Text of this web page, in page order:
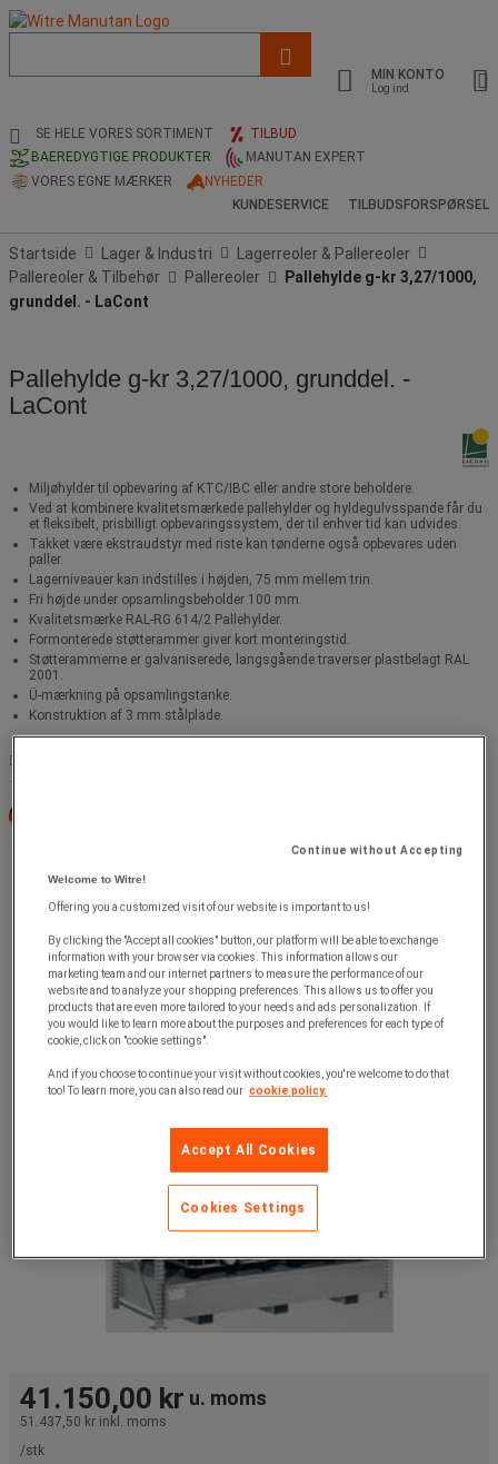
og
søgehistorik
MIN KONTO
Log ind
SE HELE VORES SORTIMENT
TILBUD
BAEREDYGTIGE PRODUKTER
MANUTAN EXPERT
VORES EGNE MÆRKER
NYHEDER
KUNDESERVICE
TILBUDSFORSPØRSEL
Startside Lager & Industri
Lagerreoler & Pallereoler
Pallereoler & Tilbehør
Pallereoler
Pallehylde g-kr 3,27/1000,
grunddel. - LaCont
Pallehylde g-kr 3,27/1000, grunddel. -
LaCont
Miljøhylder til opbevaring af KTC/IBC eller andre store beholdere.
Ved at kombinere kvalitetsmærkede pallehylder og hyldegulvsspande får du
et fleksibelt, prisbilligt opbevaringssystem, der til enhver tid kan udvides.
Takket være ekstraudstyr med riste kan tønderne også opbevares uden
paller.
Lagerniveauer kan indstilles i højden, 75 mm mellem trin.
Fri højde under opsamlingsbeholder 100 mm.
Kvalitetsmærke RAL-RG 614/2 Pallehylder.
Formonterede støtterammer giver kort monteringstid.
Støtterammerne er galvaniserede, langsgående traverser plastbelagt RAL
2001.
Ü-mærkning på opsamlingstanke.
Konstruktion af 3 mm stålplade.
41.150,00 kr u. moms
51.437,50 kr inkl. moms
/stk
Continue without Accepting
Welcome to Witre!
Offering you a customized visit of our website is important to us!
By clicking the "Accept all cookies" button, our platform will be able to exchange
information with your browser via cookies. This information allows our
marketing team and our internet partners to measure the performance of our
website and to analyze your shopping preferences. This allows us to offer you
products that are even more tailored to your needs and ads personalization. If
you would like to learn more about the purposes and preferences for each type of
cookie, click on "cookie settings".
And if you choose to continue your visit without cookies, you're welcome to do that
too! To learn more, you can also read our cookie policy.
Accept All Cookies
Cookies Settings